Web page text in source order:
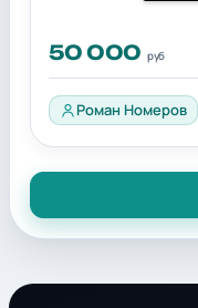
50 000 руб
Роман Номеров